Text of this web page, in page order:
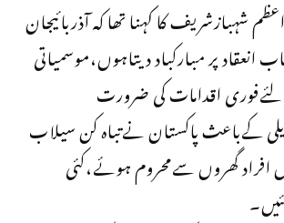
شہبازشریف کا کہنا تھا کہ آذربائیجان
انعقاد پر مبارکباد دیتاہوں،موسمیاتی
اقدامات کی ضرورت
کےباعث پاکستان نےتباہ کن سیلاب
افراد گھروں سےمحروم ہوئے،کئی